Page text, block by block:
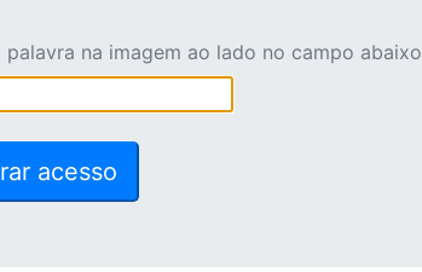
palavra na imagem ao lado no campo abaixo